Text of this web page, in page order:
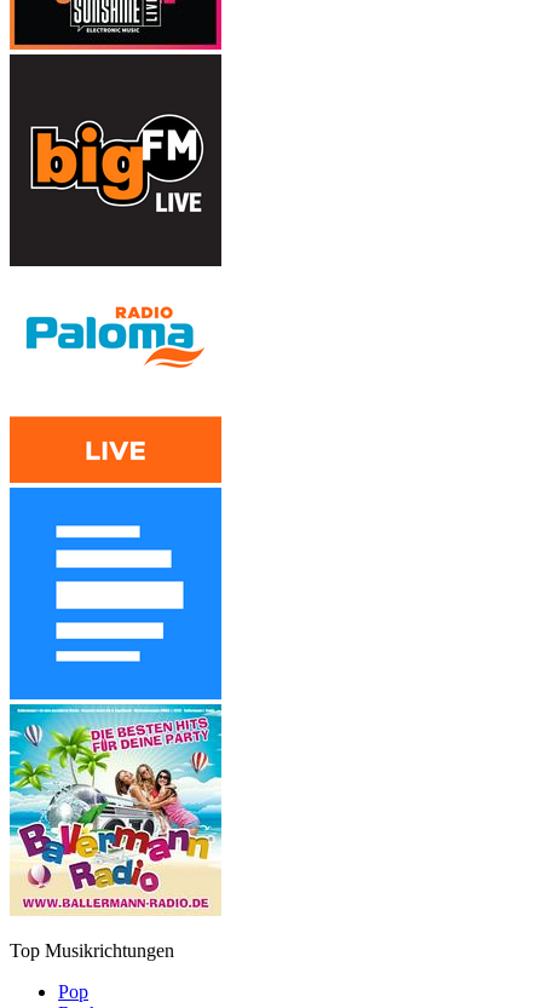
Top Musikrichtungen
Pop